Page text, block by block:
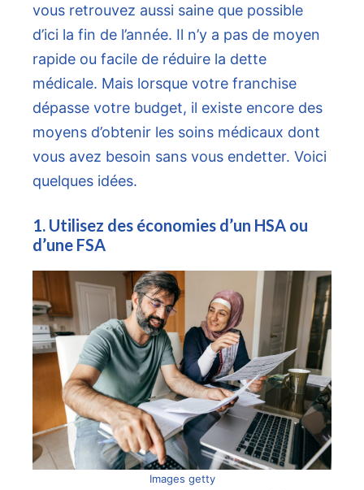
vous retrouvez aussi saine que possible
d’ici la fin de l’année. Il n’y a pas de moyen
rapide ou facile de réduire la dette
médicale. Mais lorsque votre franchise
dépasse votre budget, il existe encore des
moyens d’obtenir les soins médicaux dont
vous avez besoin sans vous endetter. Voici
quelques idées.
1. Utilisez des économies d’un HSA ou
d’une FSA
Images getty